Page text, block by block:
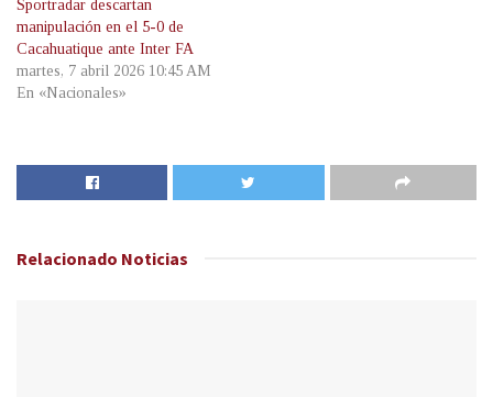
Sportradar descartan
manipulación en el 5-0 de
Cacahuatique ante Inter FA
martes, 7 abril 2026 10:45 AM
En «Nacionales»
Relacionado Noticias